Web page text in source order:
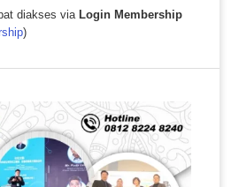
diakses via Login Membership
)